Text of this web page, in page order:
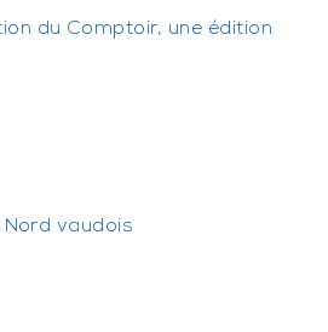
du Comptoir, une édition
Nord vaudois